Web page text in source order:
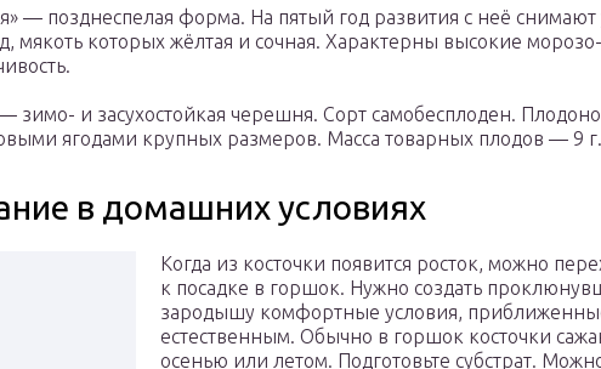
— позднеспелая форма. На пятый год развития с неё
мякоть которых жёлтая и сочная. Характерны высокие
зимо- и засухостойкая черешня. Сорт самобесплоден.
ягодами крупных размеров. Масса товарных плодов — 9 г.
в домашних условиях
Когда из косточки появится росток, можно
к посадке в горшок. Нужно создать
зародышу комфортные условия,
естественным. Обычно в горшок косточки
осенью или летом. Подготовьте субстрат.